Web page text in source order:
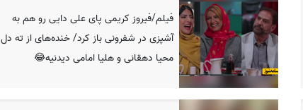
فیلم/فیروز کریمی پای علی دایی رو هم به
آشپزی در شفرونی باز کرد/ خنده‌های از ته دل
محیا دهقانی و هلیا امامی دیدنیه😂